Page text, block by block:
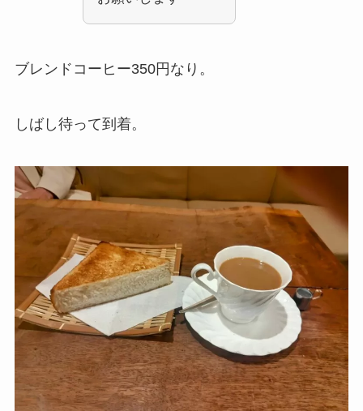
ブレンドコーヒー350円なり。
しばし待って到着。